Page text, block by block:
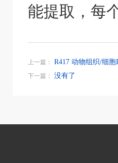
能提取，每
上一篇： R417 动物组织/细
下一篇： 没有了